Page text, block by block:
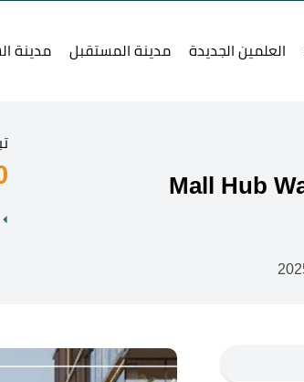
العلمين الجديدة مدينة المستقبل مدينة